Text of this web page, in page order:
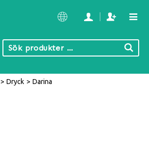
/ Dryck / Darina